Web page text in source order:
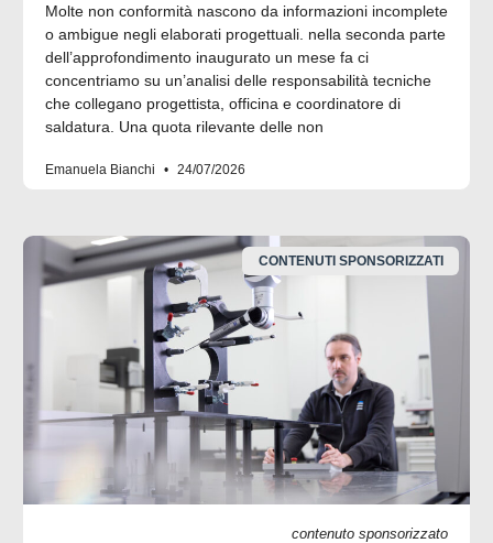
Molte non conformità nascono da informazioni incomplete
o ambigue negli elaborati progettuali. nella seconda parte
dell’approfondimento inaugurato un mese fa ci
concentriamo su un’analisi delle responsabilità tecniche
che collegano progettista, officina e coordinatore di
saldatura. Una quota rilevante delle non
Emanuela Bianchi 24/07/2026
CONTENUTI SPONSORIZZATI
contenuto sponsorizzato